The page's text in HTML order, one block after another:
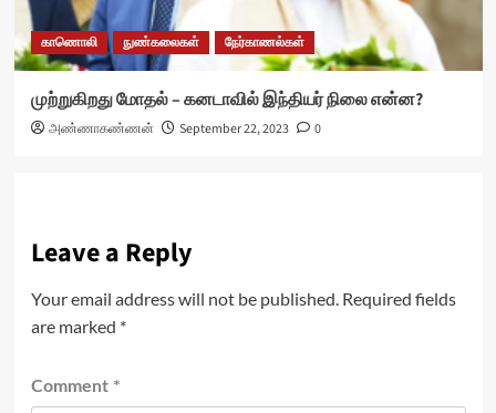
காணொலி நுண்கலைகள் நேர்காணல்கள்
முற்றுகிறது மோதல் – கனடாவில் இந்தியர் நிலை என்ன?
அண்ணாகண்ணன் September 22, 2023 0
Leave a Reply
Your email address will not be published. Required fields
are marked *
Comment *